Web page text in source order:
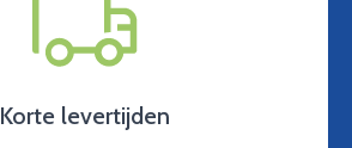
Korte levertijden